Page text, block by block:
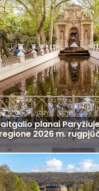
planai
2026 m.